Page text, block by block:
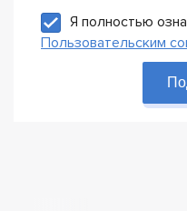
Я полностью
Пользовательским